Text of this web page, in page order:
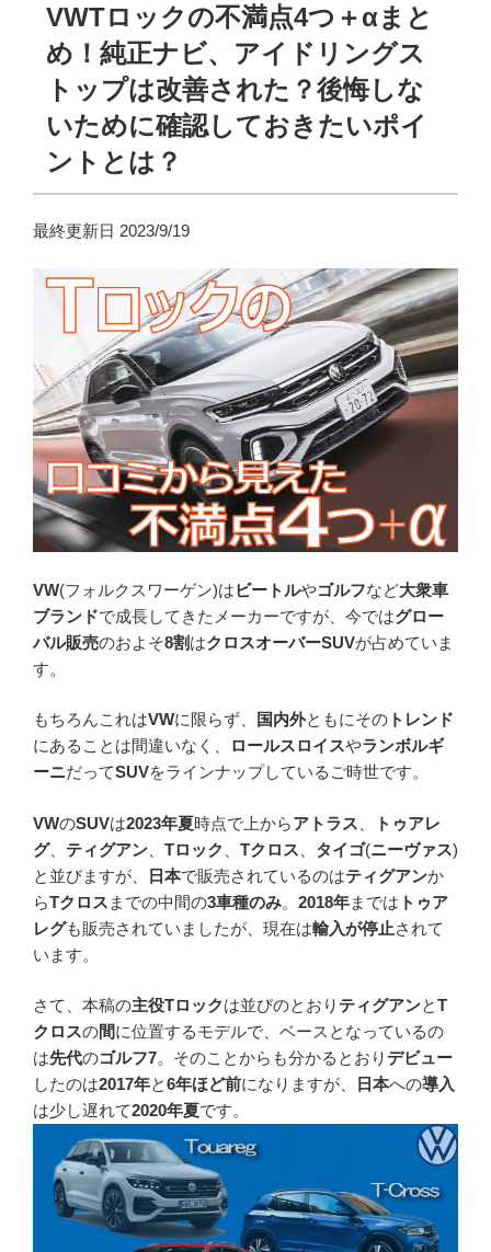
VWTロックの不満点4つ＋αまと
め！純正ナビ、アイドリングス
トップは改善された？後悔しな
いために確認しておきたいポイ
ントとは？
最終更新日 2023/9/19
VW(フォルクスワーゲン)はビートルやゴルフなど大衆車
ブランドで成長してきたメーカーですが、今ではグロー
バル販売のおよそ8割はクロスオーバーSUVが占めていま
す。
もちろんこれはVWに限らず、 国内外ともにその トレンド
にあることは間違いなく、
ロールスロイスやランボルギ
ーニだってSUVをラインナップしているご時世です。
VWのSUVは2023年夏時点で上からアトラス
トゥアレ
グ、 ティグアン Tロック Tクロス タイゴ(ニーヴァス)
と並びますが、
日本で販売されているのはティグアンか
らTクロス までの中間の3車種のみ。 2018年までは トゥア
レグも販売されていましたが、現在は輸入が停止されて
います。
さて、本稿の主役Tロックは並びのとおり ティグアンとT
クロスの間に位置するモデルで、ベースとなっているの
は先代のゴルフ7。そのことからも分かるとおりデビュー
したのは2017年と6年ほど前になりますが、 日本への導入
は少し遅れて2020年夏です。